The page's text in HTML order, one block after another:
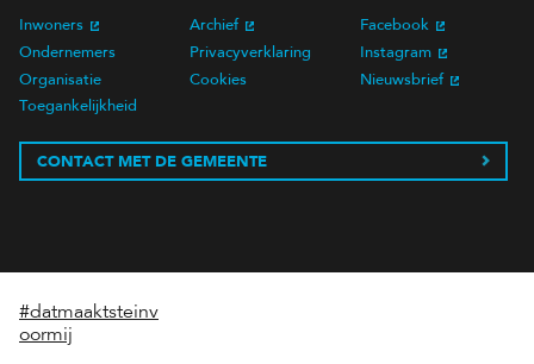
Inwoners
Ondernemers
Organisatie
Toegankelijkheid
Archief
Privacyverklaring
Cookies
Facebook
Instagram
Nieuwsbrief
CONTACT MET DE GEMEENTE
#datmaaktsteinv
oormij